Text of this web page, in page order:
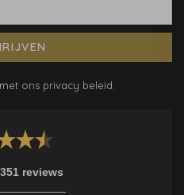
ons privacy beleid.
351 reviews